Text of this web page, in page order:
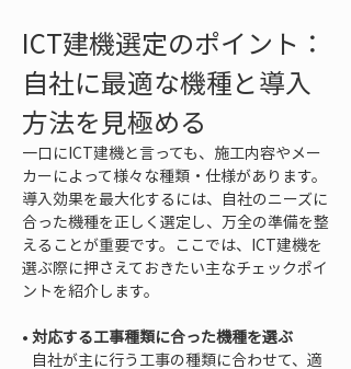
ICT建機選定のポイント：
自社に最適な機種と導入
方法を見極める
一口にICT建機と言っても、施工内容やメー
カーによって様々な種類・仕様があります。
導入効果を最大化するには、自社のニーズに
合った機種を正しく選定し、万全の準備を整
えることが重要です。ここでは、ICT建機を
選ぶ際に押さえておきたい主なチェックポイ
ントを紹介します。
• 対応する工事種類に合った機種を選ぶ